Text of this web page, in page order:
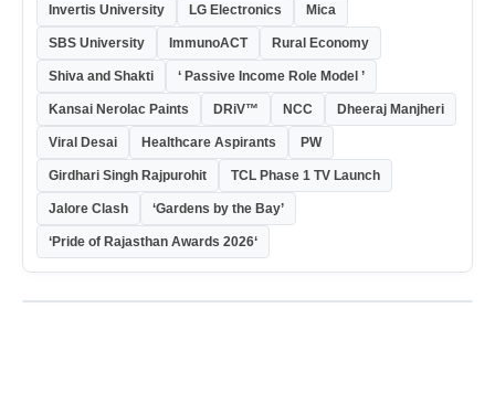
Invertis University LG Electronics Mica
SBS University ImmunoACT Rural Economy
Shiva and Shakti ‘ Passive Income Role Model ’
Kansai Nerolac Paints DRiV™ NCC Dheeraj Manjheri
Viral Desai Healthcare Aspirants PW
Girdhari Singh Rajpurohit TCL Phase 1 TV Launch
Jalore Clash ‘Gardens by the Bay’
‘Pride of Rajasthan Awards 2026‘